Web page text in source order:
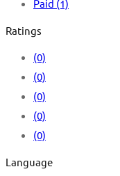
Paid (1)
Ratings
(0)
(0)
(0)
(0)
(0)
Language